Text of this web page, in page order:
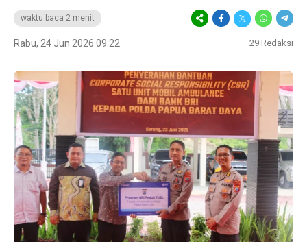
waktu baca 2 menit
Rabu, 24 Jun 2026 09:22 29 Redaksi